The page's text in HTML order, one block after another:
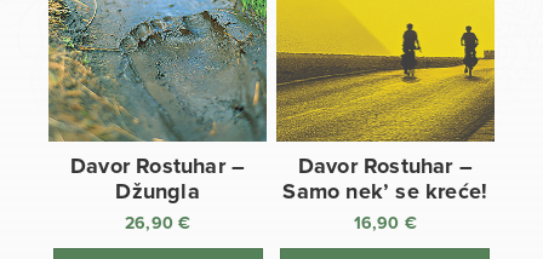
Davor Rostuhar –
Džungla
26,90€
Davor Rostuhar –
Samo nek’ se kreće!
16,90 €